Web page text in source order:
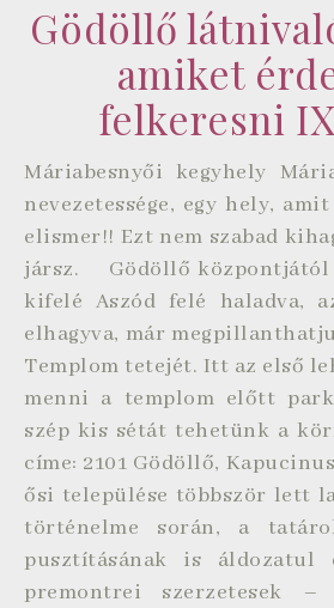
Gödöllő
amiket
felkeresni
Máriabesnyői kegyhely Máriabesnyő legszebb
nevezetessége, egy hely,
elismer!! Ezt nem szabad
jársz. Gödöllő központjától
kifelé Aszód felé haladva,
elhagyva, már
Templom tetejét. Itt az első
menni a templom előtt
szép kis sétát tehetünk a
címe: 2101 Gödöllő,
ősi települése többször lett
történelme során, a
pusztításának is áldozatul
premontrei szerzetesek